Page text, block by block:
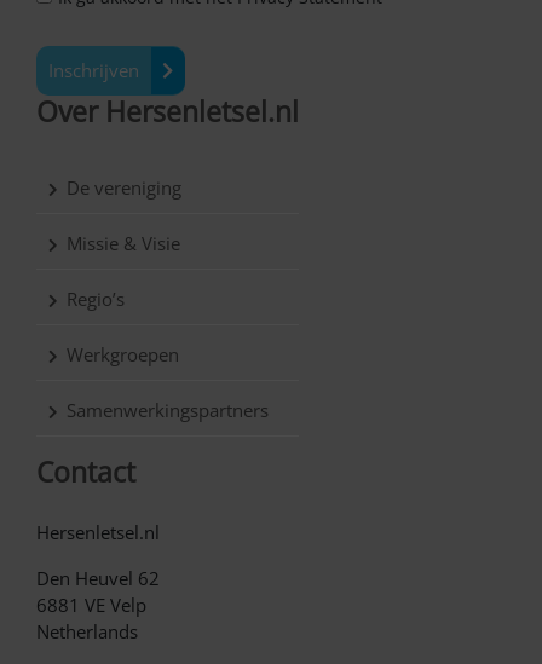
Inschrijven
Over Hersenletsel.nl
De vereniging
Missie & Visie
Regio’s
Werkgroepen
Samenwerkingspartners
Contact
Hersenletsel.nl
Den Heuvel 62
6881 VE Velp
Netherlands